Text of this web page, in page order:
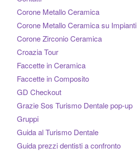
Corone Metallo Ceramica
Corone Metallo Ceramica su Impianti
Corone Zirconio Ceramica
Croazia Tour
Faccette in Ceramica
Faccette in Composito
GD Checkout
Grazie Sos Turismo Dentale pop-up
Gruppi
Guida al Turismo Dentale
Guida prezzi dentisti a confronto